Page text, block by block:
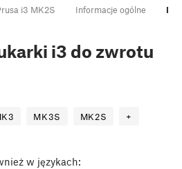
i3 MK2S Informacje ogólne
i3 do zwrotu
MK3S MK2S +
w językach: